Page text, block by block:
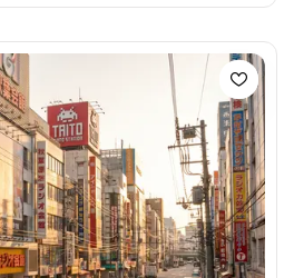
to the goddess Athena,
history, art, and philosophy,
views of Athens and
the legends and stories
of this historic site.